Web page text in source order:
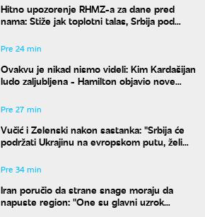
Hitno upozorenje RHMZ-a za dane pred
nama: Stiže jak toplotni talas, Srbija pod
Pre 24 min
Ovakvu je nikad nismo videli: Kim Kardašijan
ludo zaljubljena - Hamilton objavio nove
Pre 27 min
Vučić i Zelenski nakon sastanka: "Srbija će
podržati Ukrajinu na evropskom putu, želimo
Pre 34 min
Iran poručio da strane snage moraju da
napuste region: "One su glavni uzrok